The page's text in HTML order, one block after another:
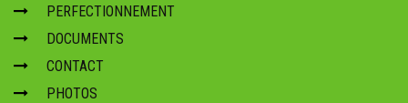
PERFECTIONNEMENT
DOCUMENTS
CONTACT
PHOTOS